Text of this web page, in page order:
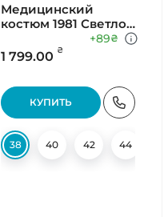
46 48
Медицинский
костюм 1981 Светло
1 799.00 ₴
+89₴
КУПИТЬ
38 40 42 44